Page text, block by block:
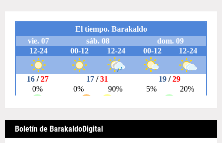
Boletín de BarakaldoDigital